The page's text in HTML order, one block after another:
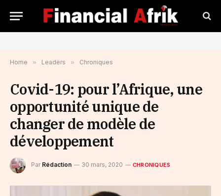
Home » Leaders » Chroniques
Covid-19: pour l’Afrique, une
opportunité unique de
changer de modèle de
développement
Par Rédaction 30 mars, 2020 CHRONIQUES